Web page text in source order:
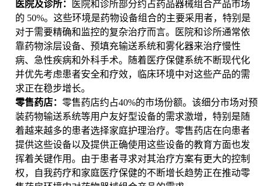
医院及诊所：
医院和诊所部分约占药品器械组合产品市场
的 50%。这些环境是药物设备组合的主要采用者，特别是
对于需要精确和监控的复杂治疗而言。医院和诊所通常依
靠药物涂层设备、预填充输送系统和雾化器来治疗慢性
病、急性疾病和外科手术。随着医疗保健系统不断现代化
并优先考虑患者安全和疗效，临床环境中对这些产品的需
求正在稳步增长。
零售药店： 零售药店约占40%的市场份额。该细分市场对预
装药物输送系统等用户友好型设备的需求激增，特别是随
着越来越多的患者选择家庭护理治疗。零售药店在向患者
提供这些设备以及提供正确使用这些设备的教育方面也发
挥着关键作用。由于患者寻求对其治疗方案有更大的控制
权，自我药疗和家庭医疗保健的不断增长趋势正在推动零